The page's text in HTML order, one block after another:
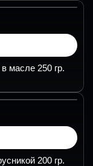
масле 250 гр.
200 гр.